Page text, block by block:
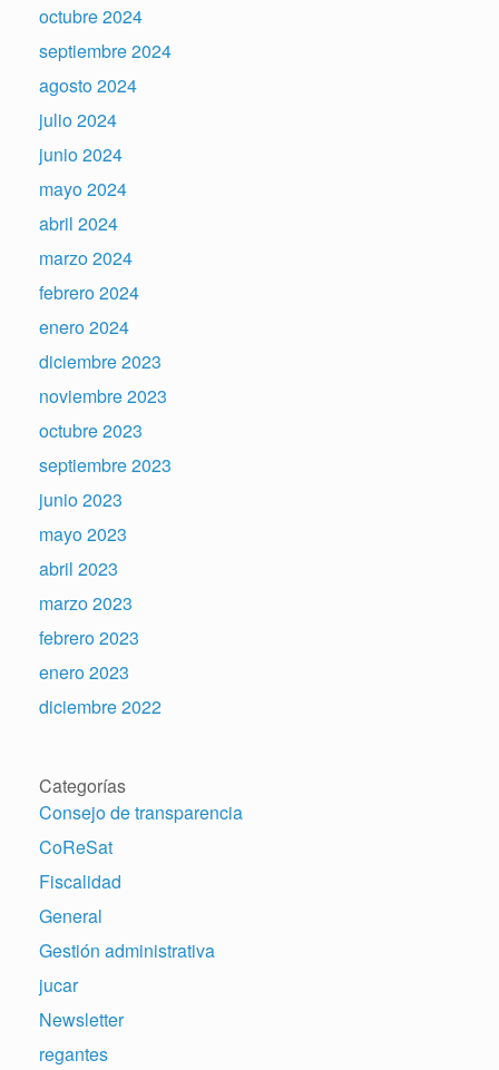
octubre 2024
septiembre 2024
agosto 2024
julio 2024
junio 2024
mayo 2024
abril 2024
marzo 2024
febrero 2024
enero 2024
diciembre 2023
noviembre 2023
octubre 2023
septiembre 2023
junio 2023
mayo 2023
abril 2023
marzo 2023
febrero 2023
enero 2023
diciembre 2022
Categorías
Consejo de transparencia
CoReSat
Fiscalidad
General
Gestión administrativa
jucar
Newsletter
regantes